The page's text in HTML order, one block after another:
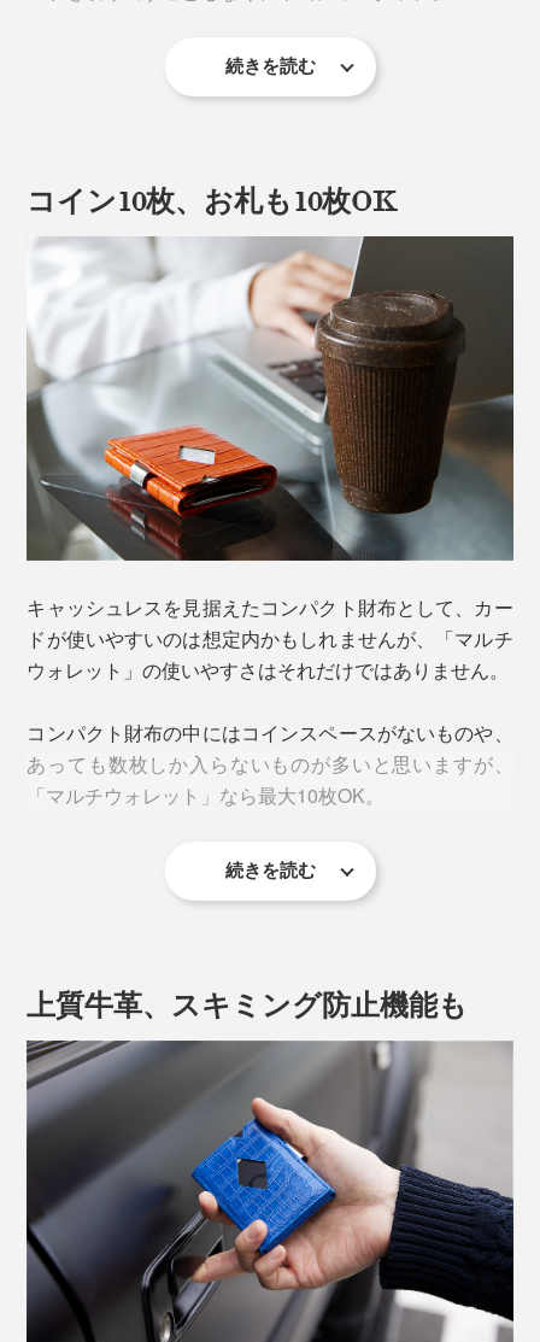
手のひらサイズにして、カード・コイン・お札すべての
出し入れのしやすさを追求し、一切の妥協なし。ノルウ
ェーのキャッシュレスリーダーに磨かれ抜かれた精鋭デ
カードを入れる向きはどちらでも大丈夫。わずか1.5cm
あるそうで、カード番号を誰にも見られずにすむのも、
安心材料です。
最もよく使うカードは、このひし形の窓がついた、表側
のカードスペースへ。カードを探す手間なく、レジで後
カードスペースは計5つ。上部の三角の切れ込みは、カ
ードの出し入れのしやすさと、視認性アップのためのひ
ICチップ入りのカードは磁気がケンカをしないよう、1
ヶ所につき原則１枚。それ以外のカードも含めれば1ヶ
所に2枚入るので、最大9枚は無理なく収納可能。
続きを読む
コイン10枚、お札も10枚OK
キャッシュレスを見据えたコンパクト財布として、カー
ドが使いやすいのは想定内かもしれませんが、「マルチ
ウォレット」の使いやすさはそれだけではありません。
コンパクト財布の中にはコインスペースがないものや、
あっても数枚しか入らないものが多いと思いますが、
「マルチウォレット」なら最大10枚OK。
外付けのポケットがガバッと開き、中を見渡すことがで
ト」なら収納できるだけでなく、ちゃんと使うことがで
きます。
続きを読む
上質牛革、スキミング防止機能も